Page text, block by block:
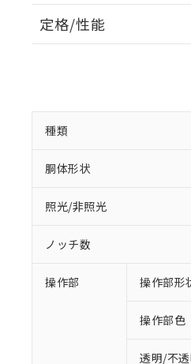
定格/性能
種類
胴体形状
照光/非照光
ノッチ数
操作部 操作部形
操作部色
透明/不